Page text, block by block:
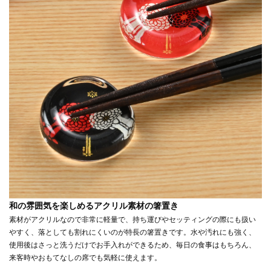
和の雰囲気を楽しめるアクリル素材の箸置き
素材がアクリルなので非常に軽量で、持ち運びやセッティングの際にも扱い
やすく、落としても割れにくいのが特長の箸置きです。水や汚れにも強く、
使用後はさっと洗うだけでお手入れができるため、毎日の食事はもちろん、
来客時やおもてなしの席でも気軽に使えます。